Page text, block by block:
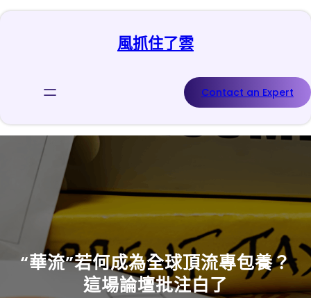
跳
風抓住了雲
Contact an Expert
“華流”若何成為全球頂流專包養？
這場論壇批注白了